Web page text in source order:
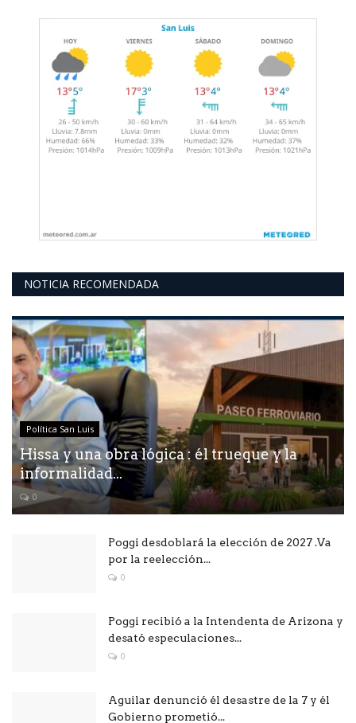
NOTICIA RECOMENDADA
Política San Luis
Hissa y una obra lógica : él trueque y la
informalidad...
0
Poggi desdoblará la elección de 2027 .Va
por la reelección...
0
Poggi recibió a la Intendenta de Arizona y
desató especulaciones...
0
Aguilar denunció él desastre de la 7 y él
Gobierno prometió...